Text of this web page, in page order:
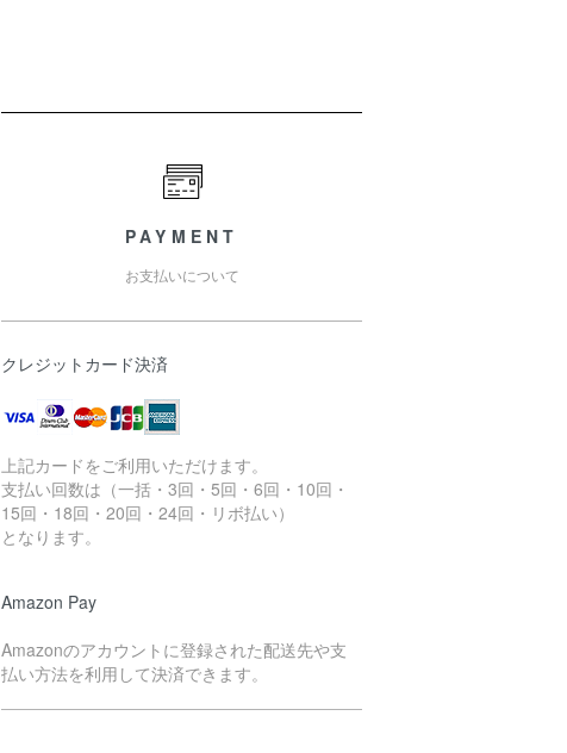
PAYMENT
お支払いについて
クレジットカード決済
上記カードをご利用いただけます。
支払い回数は（一括・3回・5回・6回・10回・
15回・18回・20回・24回・リボ払い）
となります。
Amazon Pay
Amazonのアカウントに登録された配送先や支
払い方法を利用して決済できます。